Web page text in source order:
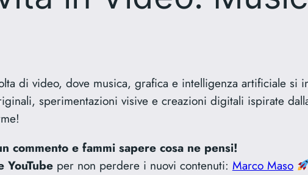
di video, dove musica, grafica e intelligenza artificiale
sperimentazioni visive e creazioni digitali ispirate
commento e fammi sapere cosa ne pensi!
YouTubeper non perdere i nuovi contenuti: Marco Maso